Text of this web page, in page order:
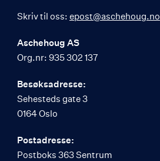
Skriv til oss: epost@aschehoug.no
Aschehoug AS
Org.nr: 935 302 137
Besøksadresse:
Sehesteds gate 3
0164 Oslo
Postadresse:
Postboks 363 Sentrum